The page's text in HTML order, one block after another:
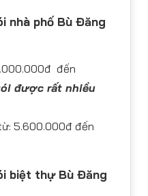
nhà phố Bù Đăng
đến
được rất nhiều
5.600.000đ đến
biệt thự Bù Đăng